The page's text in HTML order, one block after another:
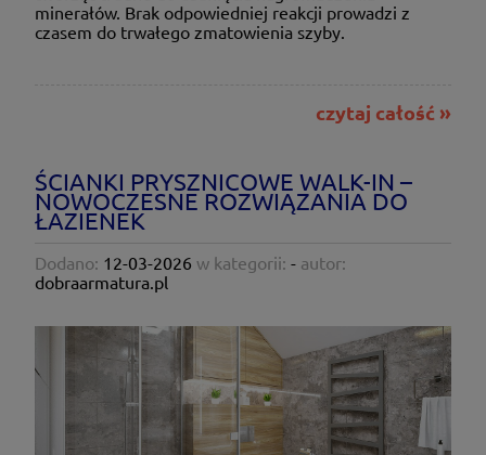
minerałów. Brak odpowiedniej reakcji prowadzi z
czasem do trwałego zmatowienia szyby.
czytaj całość »
ŚCIANKI PRYSZNICOWE WALK-IN –
NOWOCZESNE ROZWIĄZANIA DO
ŁAZIENEK
Dodano: 12-03-2026 w kategorii: - autor:
dobraarmatura.pl